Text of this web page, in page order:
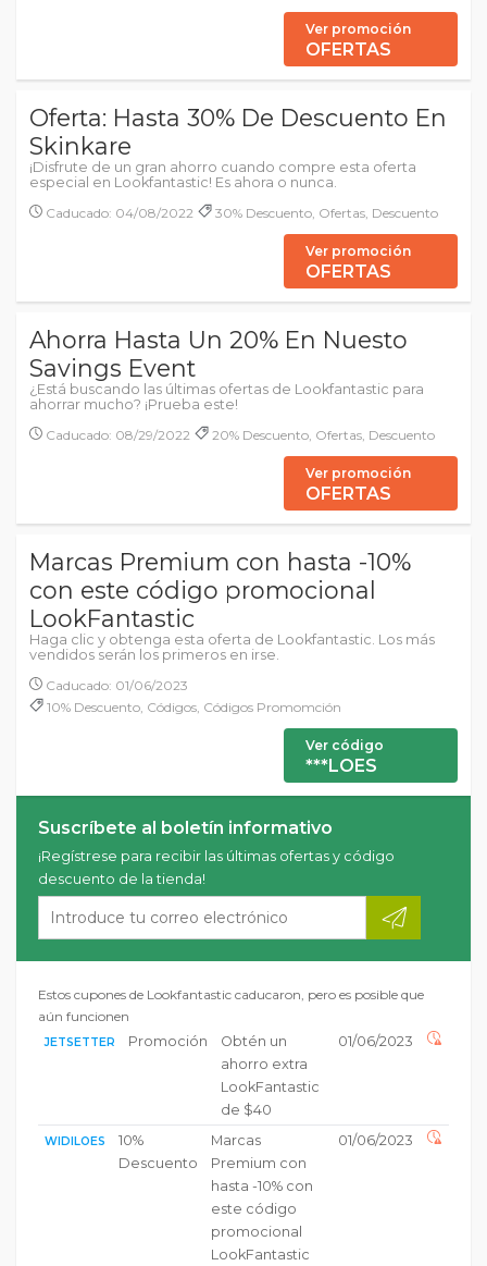
Ver promoción
OFERTAS
Oferta: Hasta 30% De Descuento En
Skinkare
¡Disfrute de un gran ahorro cuando compre esta oferta
especial en Lookfantastic! Es ahora o nunca.
Caducado: 04/08/2022
30% Descuento, Ofertas, Descuento
Ver promoción
OFERTAS
Ahorra Hasta Un 20% En Nuesto
Savings Event
¿Está buscando las últimas ofertas de Lookfantastic para
ahorrar mucho? ¡Prueba este!
Caducado: 08/29/2022
20% Descuento, Ofertas, Descuento
Ver promoción
OFERTAS
Marcas Premium con hasta -10%
con este código promocional
LookFantastic
Haga clic y obtenga esta oferta de Lookfantastic. Los más
vendidos serán los primeros en irse.
Caducado: 01/06/2023
10% Descuento, Códigos, Códigos Promomción
Ver código
***LOES
Suscríbete al boletín informativo
¡Regístrese para recibir las últimas ofertas y código
descuento de la tienda!
Estos cupones de Lookfantastic caducaron, pero es posible que
aún funcionen
JETSETTER Promoción
Obtén un
ahorro extra
LookFantastic
de $40
01/06/2023
WIDILOES
10%
Descuento
Marcas
Premium con
hasta -10% con
este código
promocional
LookFantastic
01/06/2023